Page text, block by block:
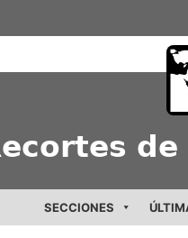
SECCIONES